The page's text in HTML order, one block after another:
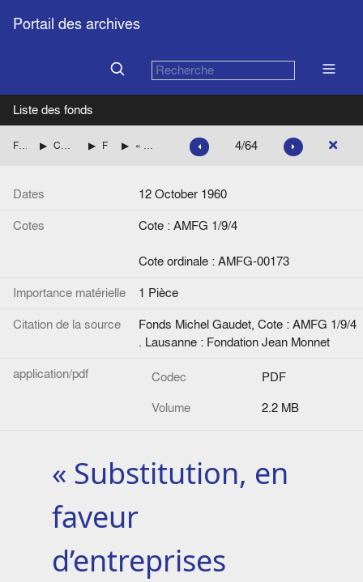
Portail des archives
Liste des fonds
Fonds Michel Gaudet Consultations du Service juridique des exécutifs européens « Substitution, en faveur d’entreprises exécutant des projets du F.E.D., d’un paiement à Bruxelles en francs belges au paiement initialement prévu au Congo belge en francs congolais », note de Jean Bruyas, JUR/226/60 4/64
Dates
12 October 1960
Cotes
Cote : AMFG 1/9/4
Cote ordinale : AMFG-00173
Importance matérielle
1 Pièce
Citation de la source
Fonds Michel Gaudet, Cote : AMFG 1/9/4
. Lausanne : Fondation Jean Monnet
application/pdf
Codec
PDF
Volume
2.2 MB
« Substitution, en
faveur
d’entreprises